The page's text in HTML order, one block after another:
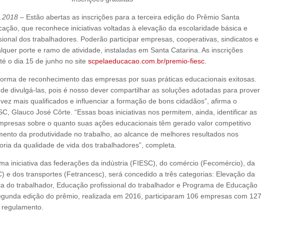
– Estão abertas as inscrições para a terceira edição do Prêmio Santa
que reconhece iniciativas voltadas à elevação da escolaridade básica e
dos trabalhadores. Poderão participar empresas, cooperativas, sindicatos e
porte e ramo de atividade, instaladas em Santa Catarina. As inscrições
o dia 15 de junho no site scpelaeducacao.com.br/premio-fiesc.
de reconhecimento das empresas por suas práticas educacionais exitosas.
divulgá-las, pois é nosso dever compartilhar as soluções adotadas para prover
mais qualificados e influenciar a formação de bons cidadãos”, afirma o
Glauco José Côrte. “Essas boas iniciativas nos permitem, ainda, identificar as
sobre o quanto suas ações educacionais têm gerado valor competitivo
da produtividade no trabalho, ao alcance de melhores resultados nos
da qualidade de vida dos trabalhadores”, completa.
iniciativa das federações da indústria (FIESC), do comércio (Fecomércio), da
e dos transportes (Fetrancesc), será concedido a três categorias: Elevação da
do trabalhador, Educação profissional do trabalhador e Programa de Educação
edição do prêmio, realizada em 2016, participaram 106 empresas com 127